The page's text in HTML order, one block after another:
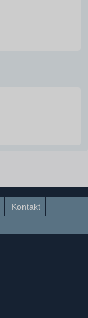
Kontakt